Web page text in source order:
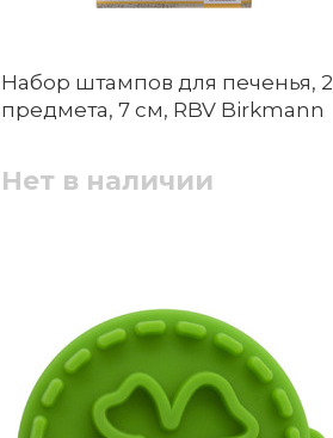
Набор штампов для печенья, 2
предмета, 7 см, RBV Birkmann
Нет в наличии